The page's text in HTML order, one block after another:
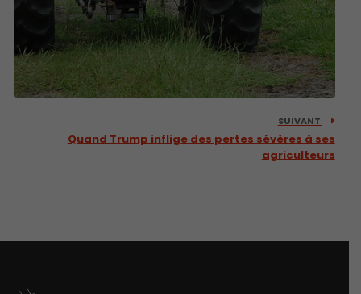
SUIVANT
Quand Trump inflige des pertes sévères à ses
agriculteurs